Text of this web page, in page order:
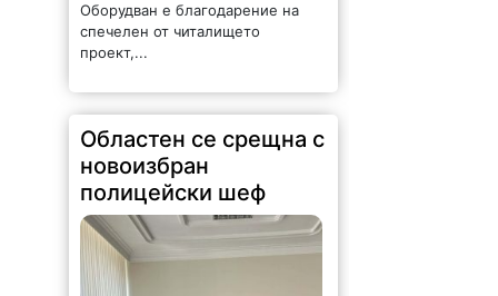
Оборудван е благодарение на
спечелен от читалището
проект,...
Областен се срещна с
новоизбран
полицейски шеф